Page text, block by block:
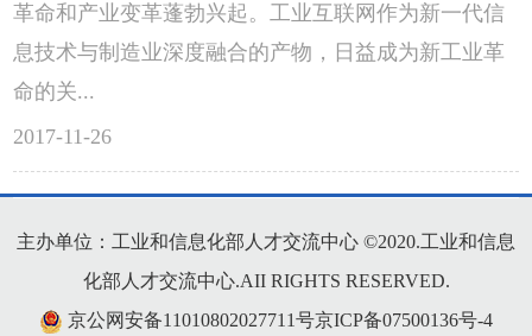
革命和产业变革蓬勃兴起。工业互联网作为新一代信
息技术与制造业深度融合的产物，日益成为新工业革
命的关...
2017-11-26
主办单位：工业和信息化部人才交流中心 ©2020.工业和信息
化部人才交流中心.AII RIGHTS RESERVED.
京公网安备11010802027711号京ICP备07500136号-4